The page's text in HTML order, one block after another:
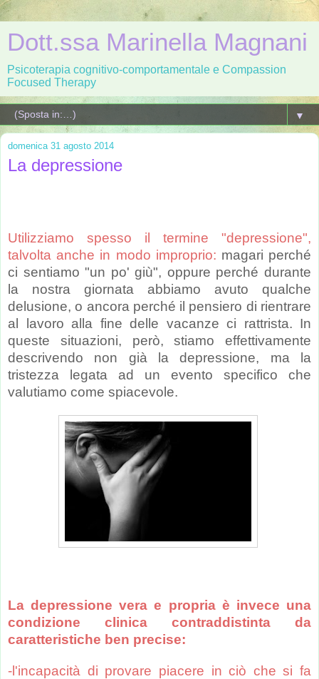
Dott.ssa Marinella Magnani
Psicoterapia cognitivo-comportamentale e Compassion
Focused Therapy
▼
domenica 31 agosto 2014
La depressione
Utilizziamo spesso il termine "depressione",
talvolta anche in modo improprio: magari perché
ci sentiamo "un po' giù", oppure perché durante
la nostra giornata abbiamo avuto qualche
delusione, o ancora perché il pensiero di rientrare
al lavoro alla fine delle vacanze ci rattrista. In
queste situazioni, però, stiamo effettivamente
descrivendo non già la depressione, ma la
tristezza legata ad un evento specifico che
valutiamo come spiacevole.
La depressione vera e propria è invece una
condizione clinica contraddistinta da
caratteristiche ben precise:
-l'incapacità di provare piacere in ciò che si fa